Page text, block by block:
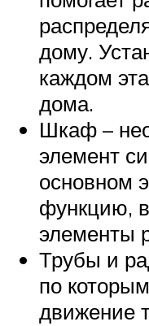
дому.
каждом
дома.
Шкаф –
элемент
основном
функцию, в
элементы
Трубы и
по
движение